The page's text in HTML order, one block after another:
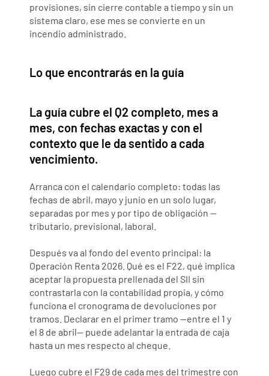
provisiones, sin cierre contable a tiempo y sin un
sistema claro, ese mes se convierte en un
incendio administrado.
Lo que encontrarás en la guía
La guía cubre el Q2 completo, mes a
mes, con fechas exactas y con el
contexto que le da sentido a cada
vencimiento.
Arranca con el calendario completo: todas las
fechas de abril, mayo y junio en un solo lugar,
separadas por mes y por tipo de obligación —
tributario, previsional, laboral.
Después va al fondo del evento principal: la
Operación Renta 2026. Qué es el F22, qué implica
aceptar la propuesta prellenada del SII sin
contrastarla con la contabilidad propia, y cómo
funciona el cronograma de devoluciones por
tramos. Declarar en el primer tramo —entre el 1 y
el 8 de abril— puede adelantar la entrada de caja
hasta un mes respecto al cheque.
Luego cubre el F29 de cada mes del trimestre con